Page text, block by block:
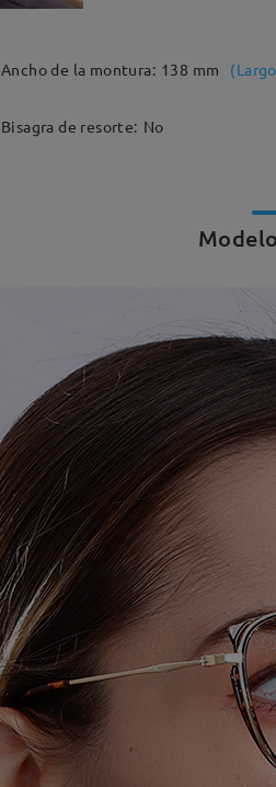
Ancho de la montura: 138 mm (Largo
Bisagra de resorte: No